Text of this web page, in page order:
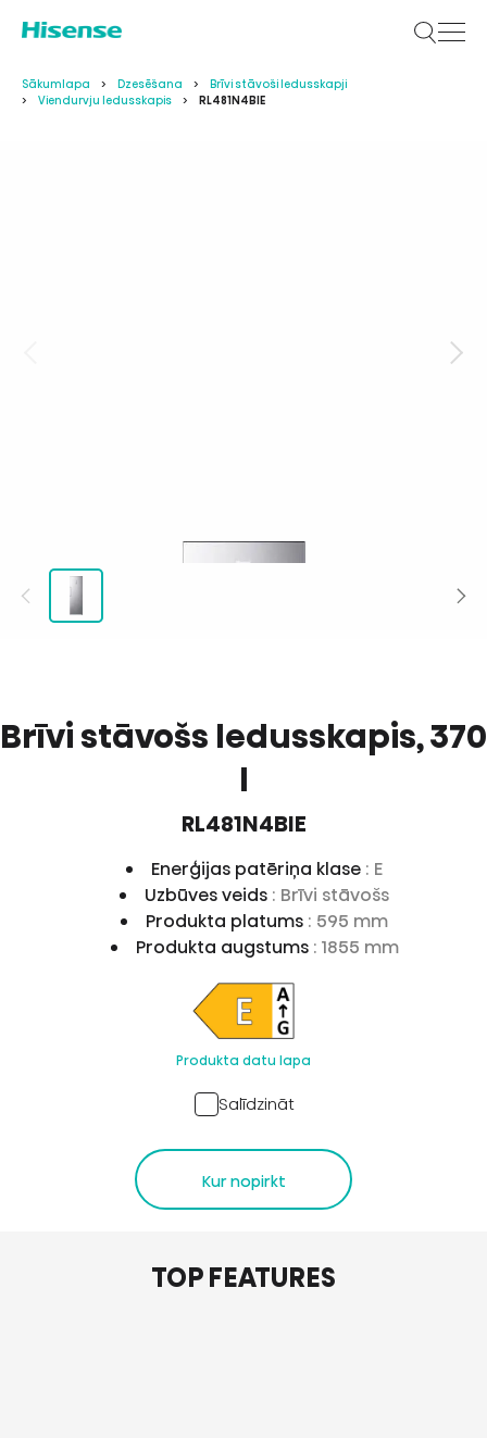
Sākumlapa Dzesēšana
Brīvi stāvoši ledusskapji
Viendurvju ledusskapis
RL481N4BIE
Brīvi stāvošs ledusskapis, 370
l
RL481N4BIE
Enerģijas patēriņa klase : E
Uzbūves veids : Brīvi stāvošs
Produkta platums : 595 mm
Produkta augstums : 1855 mm
Produkta datu lapa
Salīdzināt
Kur nopirkt
TOP FEATURES